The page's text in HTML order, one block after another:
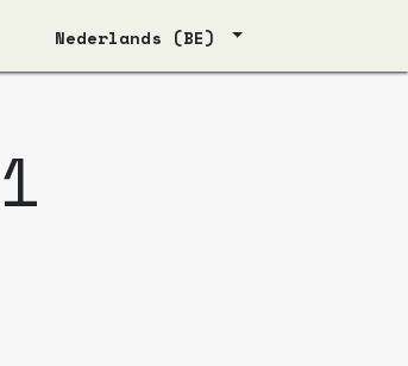
Nederlands (BE)